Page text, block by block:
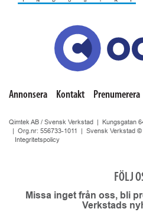
Annonsera Kontakt Prenumerera
Qimtek AB / Svensk Verkstad | Kungsgatan
| Org.nr: 556733-1011 | Svensk Verkstad
Integritetspolicy
FÖLJ
Missa inget från oss, bli
Verkstads